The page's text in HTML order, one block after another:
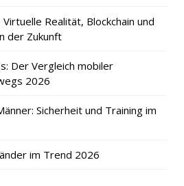
Realität, Blockchain und
der Zukunft
Der Vergleich mobiler
2026
Sicherheit und Training im
im Trend 2026